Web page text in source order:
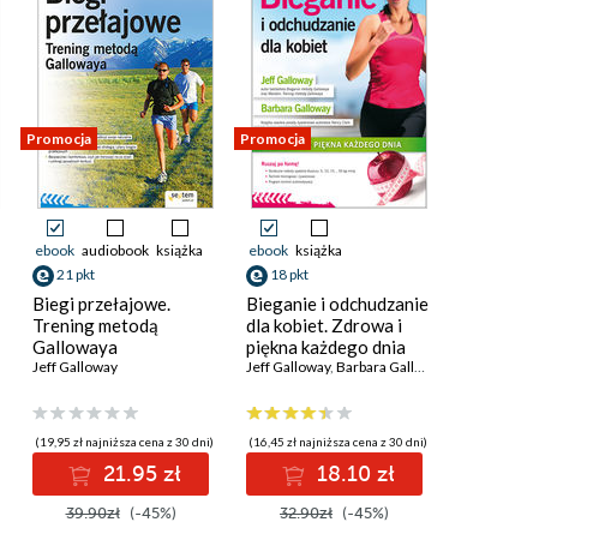
Promocja
ebook audiobook książka
21 pkt
Biegi przełajowe.
Trening metodą
Gallowaya
Jeff Galloway
(19,95 zł najniższa cena z 30 dni)
21.95 zł
39.90zł (-45%)
Promocja
ebook książka
18 pkt
Bieganie i odchudzanie
dla kobiet. Zdrowa i
piękna każdego dnia
Jeff Galloway, Barbara Galloway
(16,45 zł najniższa cena z 30 dni)
18.10 zł
32.90zł (-45%)